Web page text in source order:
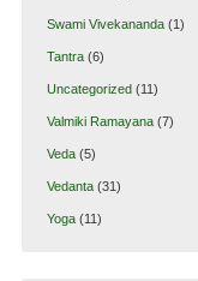
Swami Vivekananda(1)
Tantra(6)
Uncategorized(11)
Valmiki Ramayana(7)
Veda(5)
Vedanta(31)
Yoga(11)